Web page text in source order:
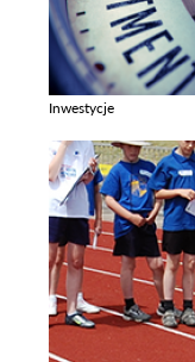
Inwestycje